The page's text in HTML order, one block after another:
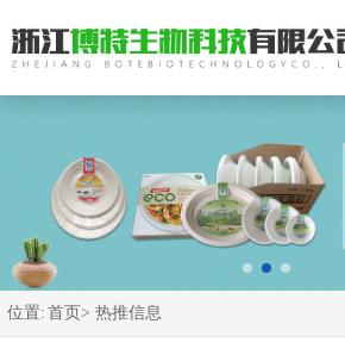
位置: 首页> 热推信息